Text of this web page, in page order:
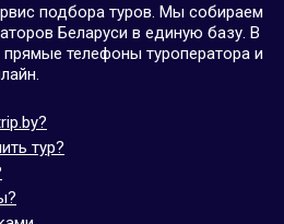
подбора туров. Мы собираем
Беларуси в единую базу. В
телефоны туроператора и
тур?